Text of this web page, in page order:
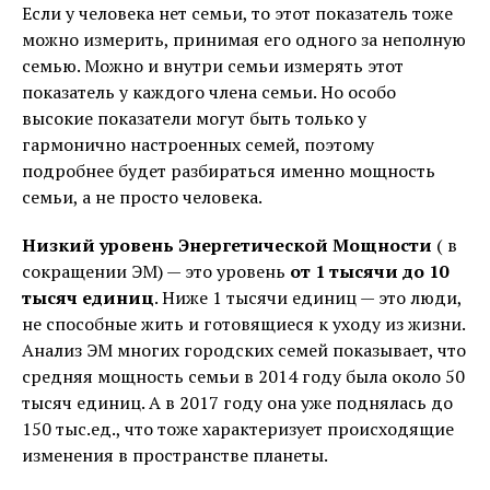
Если у человека нет семьи, то этот показатель тоже
можно измерить, принимая его одного за неполную
семью. Можно и внутри семьи измерять этот
показатель у каждого члена семьи. Но особо
высокие показатели могут быть только у
гармонично настроенных семей, поэтому
подробнее будет разбираться именно мощность
семьи, а не просто человека.
Низкий уровень Энергетической Мощности ( в
сокращении ЭМ) — это уровень от 1 тысячи до 10
тысяч единиц. Ниже 1 тысячи единиц — это люди,
не способные жить и готовящиеся к уходу из жизни.
Анализ ЭМ многих городских семей показывает, что
средняя мощность семьи в 2014 году была около 50
тысяч единиц. А в 2017 году она уже поднялась до
150 тыс.ед., что тоже характеризует происходящие
изменения в пространстве планеты.